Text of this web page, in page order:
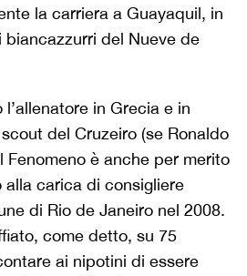
la carriera a Guayaquil, in
biancazzurri del Nueve de
in Grecia e in
del Cruzeiro (se Ronaldo
Fenomeno è anche per merito
carica di consigliere
di Rio de Janeiro nel 2008.
come detto, su 75
ai nipotini di essere